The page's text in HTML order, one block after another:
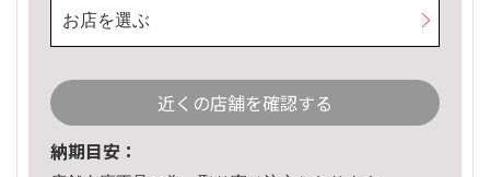
お店を選ぶ
近くの店舗を確認する
納期目安：